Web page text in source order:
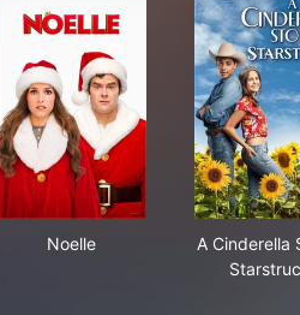
Noelle
A Cinderella